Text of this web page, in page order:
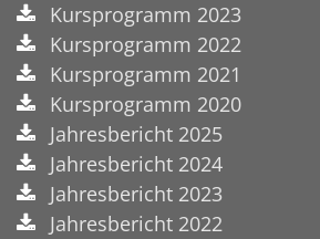
Kursprogramm 2023
Kursprogramm 2022
Kursprogramm 2021
Kursprogramm 2020
Jahresbericht 2025
Jahresbericht 2024
Jahresbericht 2023
Jahresbericht 2022